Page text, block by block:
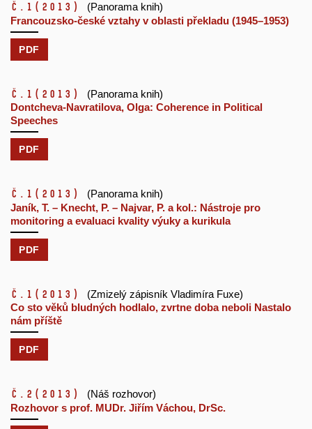
č.1 (2013)
(Panorama knih)
Francouzsko-české vztahy v oblasti překladu (1945–1953)
PDF
č.1 (2013)
(Panorama knih)
Dontcheva-Navratilova, Olga: Coherence in Political
Speeches
PDF
č.1 (2013)
(Panorama knih)
Janík, T. – Knecht, P. – Najvar, P. a kol.: Nástroje pro
monitoring a evaluaci kvality výuky a kurikula
PDF
č.1 (2013)
(Zmizelý zápisník Vladimíra Fuxe)
Co sto věků bludných hodlalo, zvrtne doba neboli Nastalo
nám příště
PDF
č.2 (2013)
(Náš rozhovor)
Rozhovor s prof. MUDr. Jiřím Váchou, DrSc.